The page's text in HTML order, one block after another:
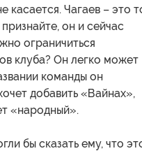
касается. Чагаев – это
он и сейчас
ограничиться
клуба? Он легко может
команды он
добавить «Вайнах»,
«народный».
бы сказать ему, что